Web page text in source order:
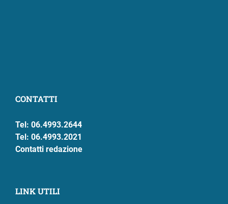
CONTATTI
Tel: 06.4993.2644
Tel: 06.4993.2021
Contatti redazione
LINK UTILI